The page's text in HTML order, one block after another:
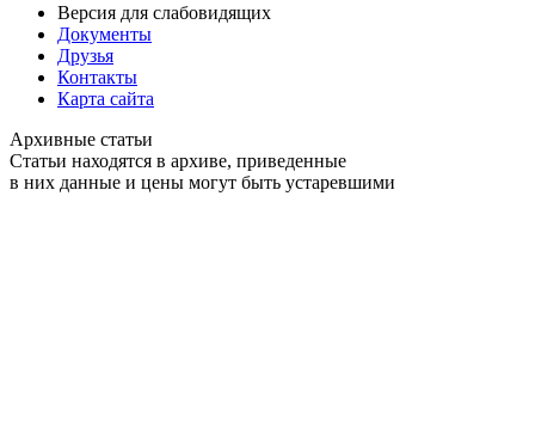
Версия для слабовидящих
Документы
Друзья
Контакты
Карта сайта
Архивные статьи
Статьи находятся в архиве, приведенные
в них данные и цены могут быть устаревшими